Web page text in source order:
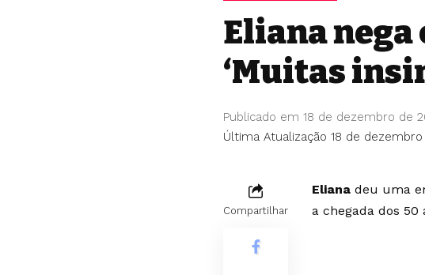
Eliana nega
‘Muitas
Última Atualização 18 de dezembro
Publicado em 18 de dezembro de
Compartilhar
Eliana deu uma
a chegada dos 50